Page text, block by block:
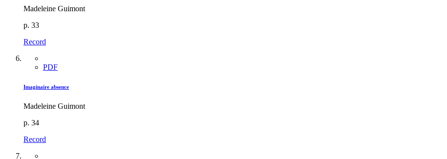
Madeleine Guimont
p. 33
Record
PDF
Imaginaire absence
Madeleine Guimont
p. 34
Record